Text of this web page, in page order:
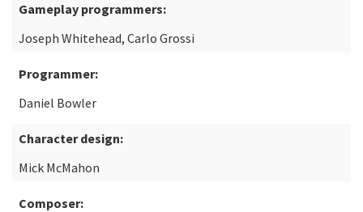
Gameplay programmers:
Joseph Whitehead, Carlo Grossi
Programmer:
Daniel Bowler
Character design:
Mick McMahon
Composer: